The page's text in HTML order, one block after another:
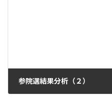
参院選結果分析（２）